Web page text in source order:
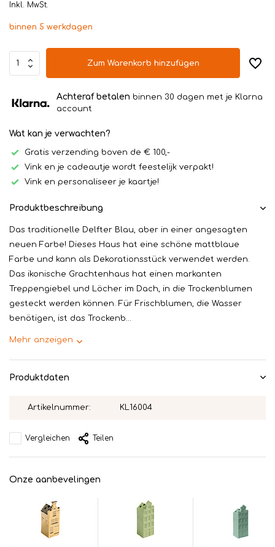
Inkl. MwSt.
binnen 5 werkdagen
Zum Warenkorb hinzufügen
Achteraf betalen binnen 30 dagen met je Klarna
account
Wat kan je verwachten?
Gratis verzending boven de € 100,-
Vink en je cadeautje wordt feestelijk verpakt!
Vink en personaliseer je kaartje!
Produktbeschreibung
Das traditionelle Delfter Blau, aber in einer angesagten
neuen Farbe! Dieses Haus hat eine schöne mattblaue
Farbe und kann als Dekorationsstück verwendet werden.
Das ikonische Grachtenhaus hat einen markanten
Treppengiebel und Löcher im Dach, in die Trockenblumen
gesteckt werden können. Für Frischblumen, die Wasser
benötigen, ist das Trockenb...
Mehr anzeigen
Produktdaten
Artikelnummer: KL16004
Vergleichen Teilen
Onze aanbevelingen